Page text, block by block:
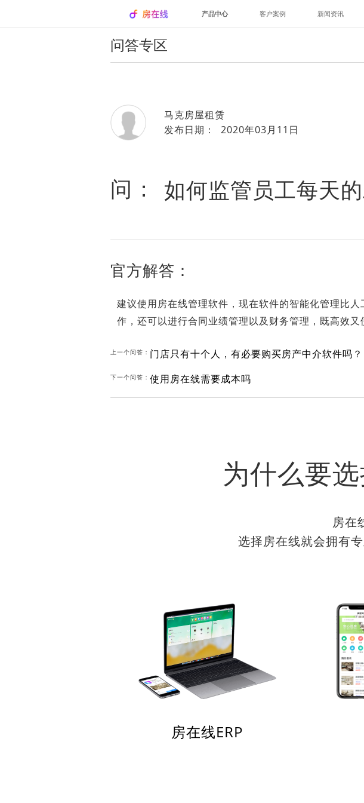
产品中心 客户案例 新闻资讯
问答专区
马克房屋租赁
发布日期： 2020年03月11日
问： 如何监管员工每天
官方解答：
建议使用房在线管理软件，现在软件的智能化管理比
作，还可以进行合同业绩管理以及财务管理，既高效又
上一个问答： 门店只有十个人，有必要购买房产中介软件吗？
下一个问答： 使用房在线需要成本吗
为什么要
房在
选择房在线就会拥有
房在线ERP